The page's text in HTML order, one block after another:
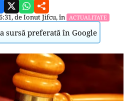
deIonut Jifcu, în ACTUALITATE
sursă preferată în Google